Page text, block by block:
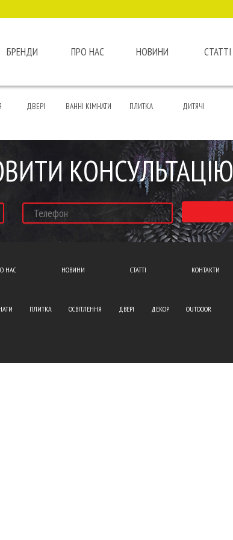
БРЕНДИ ПРО НАС НОВИНИ СТАТТІ
ДВЕРІ ВАННІ КІМНАТИ ПЛИТКА ДИТЯЧІ
КОНСУЛЬТАЦІЮ
НАС НОВИНИ СТАТТІ КОНТАКТИ
ПЛИТКА ОСВІТЛЕННЯ ДВЕРІ ДЕКОР OUTDOOR